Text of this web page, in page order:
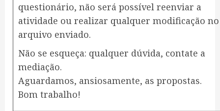
questionário, não será possível reenviar a
atividade ou realizar qualquer modificação no
arquivo enviado.
Não se esqueça: qualquer dúvida, contate a
mediação.
Aguardamos, ansiosamente, as propostas.
Bom trabalho!